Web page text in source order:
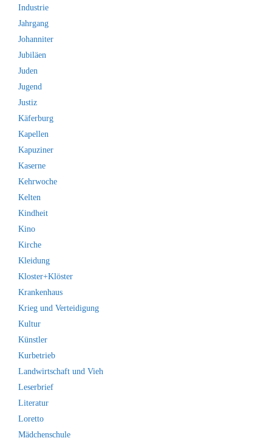
Industrie
Jahrgang
Johanniter
Jubiläen
Juden
Jugend
Justiz
Käferburg
Kapellen
Kapuziner
Kaserne
Kehrwoche
Kelten
Kindheit
Kino
Kirche
Kleidung
Kloster+Klöster
Krankenhaus
Krieg und Verteidigung
Kultur
Künstler
Kurbetrieb
Landwirtschaft und Vieh
Leserbrief
Literatur
Loretto
Mädchenschule